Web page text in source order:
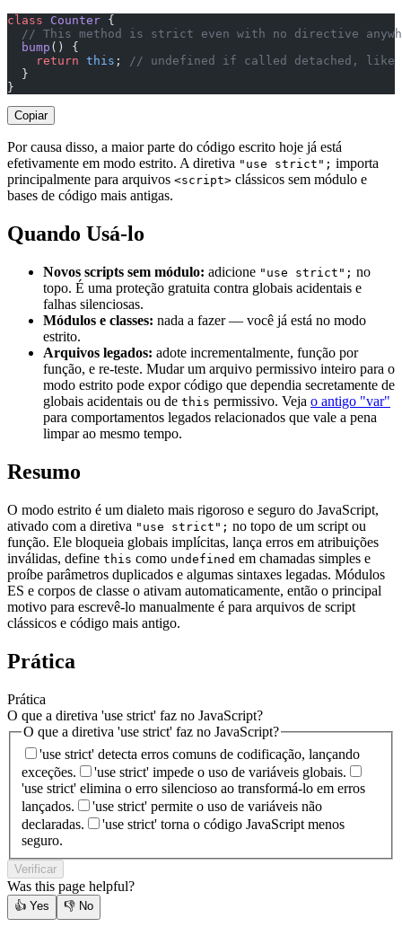
class Counter {
// This method is strict even with no directive
  bump
() {
    return
this ;
// undefined if called detached,
  }
}
Copiar
Por causa disso, a maior parte do código escrito hoje já está
efetivamente em modo estrito. A diretiva "use strict"; importa
principalmente para arquivos <script> clássicos sem módulo e
bases de código mais antigas.
Quando Usá-lo
Novos scripts sem módulo: adicione "use strict"; no
topo. É uma proteção gratuita contra globais acidentais e
falhas silenciosas.
Módulos e classes: nada a fazer — você já está no modo
estrito.
Arquivos legados: adote incrementalmente, função por
função, e re-teste. Mudar um arquivo permissivo inteiro para o
modo estrito pode expor código que dependia secretamente de
globais acidentais ou de this permissivo. Veja o antigo "var"
para comportamentos legados relacionados que vale a pena
limpar ao mesmo tempo.
Resumo
O modo estrito é um dialeto mais rigoroso e seguro do JavaScript,
ativado com a diretiva "use strict"; no topo de um script ou
função. Ele bloqueia globais implícitas, lança erros em atribuições
inválidas, define this como undefined em chamadas simples e
proíbe parâmetros duplicados e algumas sintaxes legadas. Módulos
ES e corpos de classe o ativam automaticamente, então o principal
motivo para escrevê-lo manualmente é para arquivos de script
clássicos e código mais antigo.
Prática
Prática
O que a diretiva 'use strict' faz no JavaScript?
O que a diretiva 'use strict' faz no JavaScript?
'use strict' detecta erros comuns de codificação, lançando
exceções.
'use strict' impede o uso de variáveis globais.
'use strict' elimina o erro silencioso ao transformá-lo em erros
lançados.
'use strict' permite o uso de variáveis não
declaradas.
'use strict' torna o código JavaScript menos
seguro.
Verificar
Was this page helpful?
👍 Yes 👎 No